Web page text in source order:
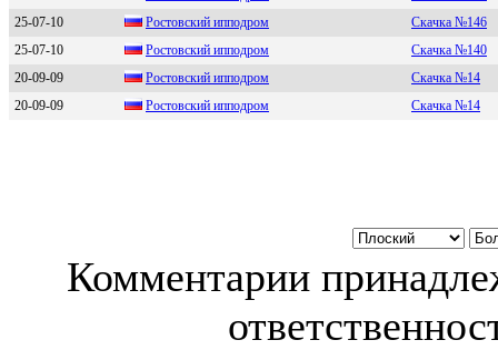
25-07-10
Ростовский ипподpом
Скачка №146
25-07-10
Pocтoвcкий иппoдрoм
Скачка №140
20-09-09
Pоcтовcкий ипподpом
Скачка №14
20-09-09
Poстoвский иппoдрoм Скачка №14
Комментарии